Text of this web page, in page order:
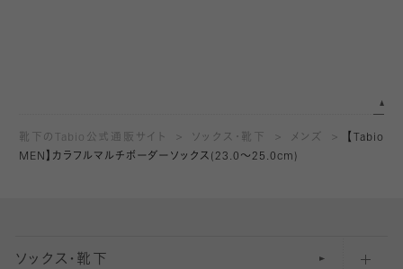
靴下のTabio公式通販サイト ソックス・靴下 メンズ
【Tabio
MEN】カラフルマルチボーダーソックス(23.0～25.0cm)
ソックス・靴下